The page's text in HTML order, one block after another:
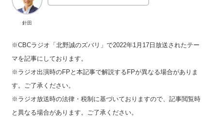
針田
※CBCラジオ「北野誠のズバリ」で2022年1月17日放送されたテー
マを記事にしております。
※ラジオ出演時のFPと本記事で解説するFPが異なる場合がありま
す。ご了承ください。
※ラジオ放送時の法律・税制に基づいておりますので、記事閲覧時
と異なる場合があります。ご了承ください。